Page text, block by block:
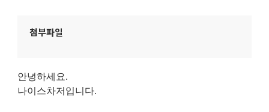
첨부파일
안녕하세요.
나이스차저입니다.